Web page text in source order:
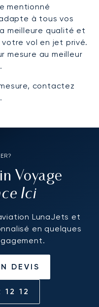
mentionné
à tous vos
meilleure qualité et
vol en jet privé.
mesure au meilleur
contactez
Voyage
Ici
LunaJets et
en quelques
DEVIS
12 12